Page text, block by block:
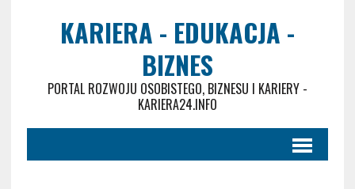
KARIERA - EDUKACJA -
BIZNES
PORTAL ROZWOJU OSOBISTEGO, BIZNESU I KARIERY -
KARIERA24.INFO